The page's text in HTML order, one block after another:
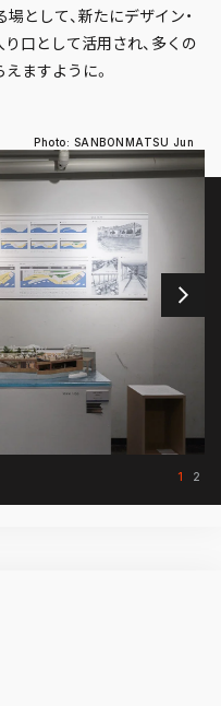
として、新たにデザイン・
口として活用され、多くの
ますように。
Photo: SANBONMATSU Jun
1 2